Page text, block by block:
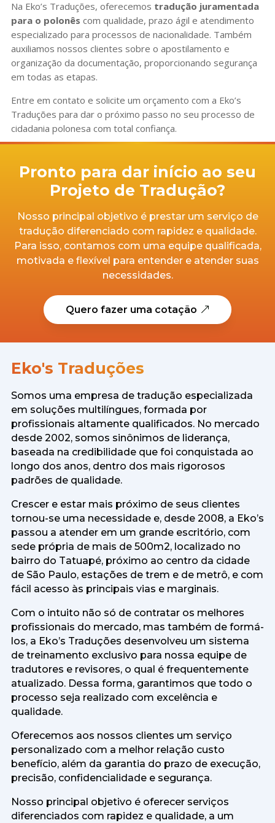
Na Eko’s Traduções, oferecemos tradução juramentada
para o polonês com qualidade, prazo ágil e atendimento
especializado para processos de nacionalidade. Também
auxiliamos nossos clientes sobre o apostilamento e
organização da documentação, proporcionando segurança
em todas as etapas.
Entre em contato e solicite um orçamento com a Eko’s
Traduções para dar o próximo passo no seu processo de
cidadania polonesa com total confiança.
Pronto para dar início ao seu
Projeto de Tradução?
Nosso principal objetivo é prestar um serviço de
tradução diferenciado com rapidez e qualidade.
Para isso, contamos com uma equipe qualificada,
motivada e flexível para entender e atender suas
necessidades.
Quero fazer uma cotação
Eko's Traduções
Somos uma empresa de tradução especializada
em soluções multilíngues, formada por
profissionais altamente qualificados. No mercado
desde 2002, somos sinônimos de liderança,
baseada na credibilidade que foi conquistada ao
longo dos anos, dentro dos mais rigorosos
padrões de qualidade.
Crescer e estar mais próximo de seus clientes
tornou-se uma necessidade e, desde 2008, a Eko’s
passou a atender em um grande escritório, com
sede própria de mais de 500m2, localizado no
bairro do Tatuapé, próximo ao centro da cidade
de São Paulo, estações de trem e de metrô, e com
fácil acesso às principais vias e marginais.
Com o intuito não só de contratar os melhores
profissionais do mercado, mas também de formá-
los, a Eko’s Traduções desenvolveu um sistema
de treinamento exclusivo para nossa equipe de
tradutores e revisores, o qual é frequentemente
atualizado. Dessa forma, garantimos que todo o
processo seja realizado com excelência e
qualidade.
Oferecemos aos nossos clientes um serviço
personalizado com a melhor relação custo
benefício, além da garantia do prazo de execução,
precisão, confidencialidade e segurança.
Nosso principal objetivo é oferecer serviços
diferenciados com rapidez e qualidade, a um